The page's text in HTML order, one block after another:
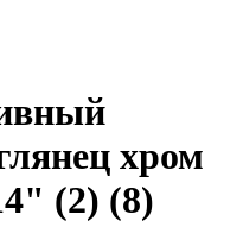
хром
(2) (8)